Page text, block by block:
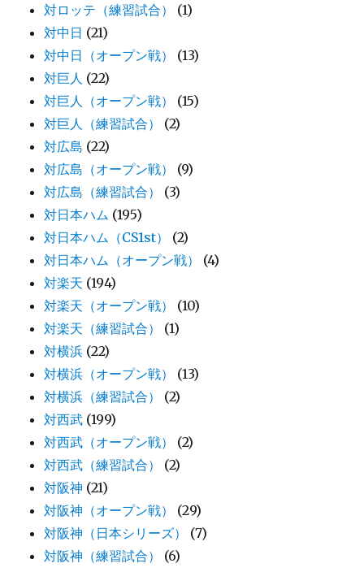
対ロッテ（練習試合）
(1)
対中日 (21)
対中日（オープン戦）
(13)
対巨人 (22)
対巨人（オープン戦）
(15)
対巨人（練習試合）
(2)
対広島 (22)
対広島（オープン戦）
(9)
対広島（練習試合）
(3)
対日本ハム (195)
対日本ハム（CS1st）
(2)
対日本ハム（オープン戦）
(4)
対楽天 (194)
対楽天（オープン戦）
(10)
対楽天（練習試合）
(1)
対横浜 (22)
対横浜（オープン戦）
(13)
対横浜（練習試合）
(2)
対西武 (199)
対西武（オープン戦）
(2)
対西武（練習試合）
(2)
対阪神 (21)
対阪神（オープン戦）
(29)
対阪神（日本シリーズ）
(7)
対阪神（練習試合）
(6)